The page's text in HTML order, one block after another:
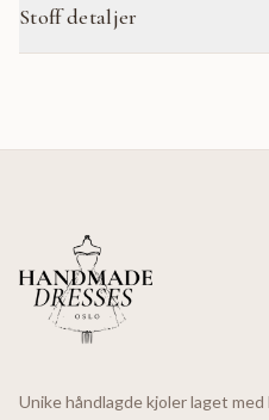
Stoff detaljer
Unike håndlagde kjoler laget